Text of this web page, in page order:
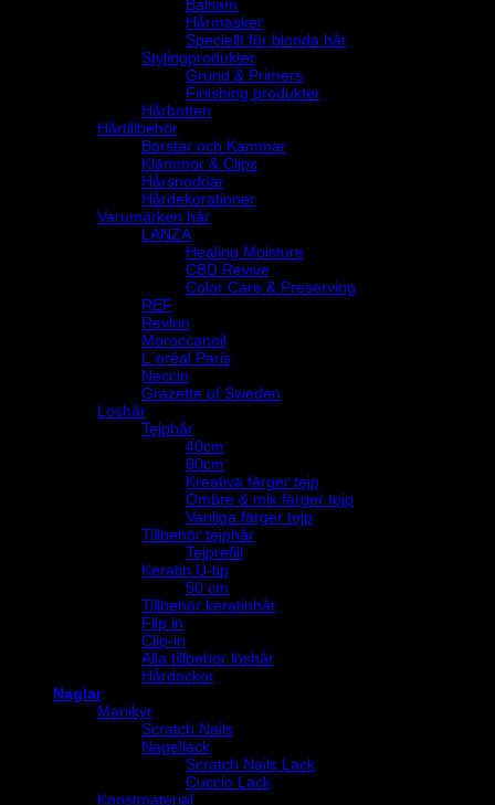
Balsam
Hårmasker
Speciellt för blonda hår
Stylingprodukter
Grund & Primers
Finishing produkter
Hårbotten
Hårtillbehör
Borstar och Kammar
Klämmor & Clips
Hårsnoddar
Hårdekorationer
Varumärken hår
LANZA
Healing Moisture
CBD Revive
Color Care & Preserving
REF
Revlon
Moroccanoil
L´oréal Paris
Neccin
Grazette of Sweden
Löshår
Tejphår
40cm
60cm
Kreativa färger tejp
Ombre & mix färger tejp
Vanliga färger tejp
Tillbehör tejphår
Tejprefill
Keratin U-tip
50 cm
Tillbehör keratinhår
Flip in
Clip-in
Alla tillbehör löshår
Hårdockor
Naglar
Manikyr
Scratch Nails
Nagellack
Scratch Nails Lack
Cuccio Lack
Konstmaterial